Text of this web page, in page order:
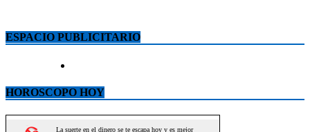
ESPACIO PUBLICITARIO
HOROSCOPO HOY